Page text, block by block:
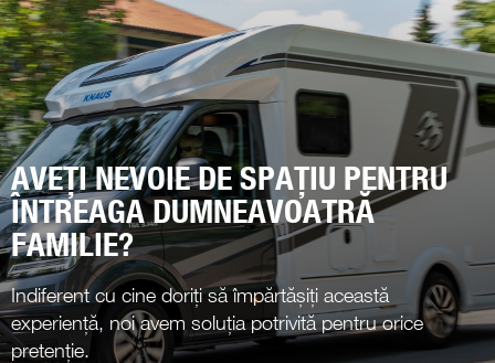
AVEȚI NEVOIE DE SPAȚIU PENTRU
ÎNTREAGA DUMNEAVOATRĂ
FAMILIE?
Indiferent cu cine doriți să împărtășiți această
experiență, noi avem soluția potrivită pentru orice
pretenție.